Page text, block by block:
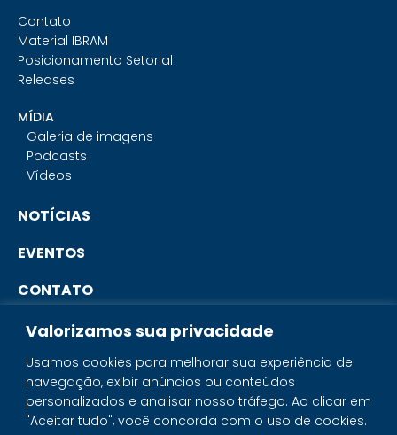
Valorizamos sua privacidade
Usamos cookies para melhorar sua experiência de
navegação, exibir anúncios ou conteúdos
personalizados e analisar nosso tráfego. Ao clicar em
"Aceitar tudo", você concorda com o uso de cookies.
Contato
Material IBRAM
Posicionamento Setorial
Releases
MÍDIA
Galeria de imagens
Podcasts
Vídeos
NOTÍCIAS
EVENTOS
CONTATO
PORTAL DO ASSOCIADO
SISTEMA IBRAM
PORTAL DOS MINERAIS